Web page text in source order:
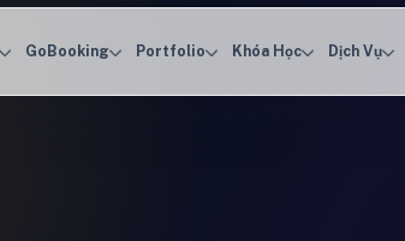
GoBooking Portfolio Khóa Học Dịch Vụ